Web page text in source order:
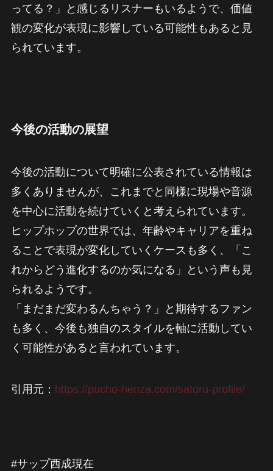
ってる？」と感じるリスナーもいるようで、価値
観の変化が表現に影響している可能性もあると見
られています。
今後の活動の展望
今後の活動について明確に公表されている情報は
多くありませんが、これまでと同様に現場や音源
を中心に活動を続けていくと考えられています。
ヒップホップの世界では、年齢やキャリアを重ね
ることで表現が変化していくケースも多く、「こ
れからどう進化するのか気になる」という声も見
られるようです。
「まだまだ変わるんちゃう？」と期待するファン
も多く、今後も独自のスタイルを軸に活動してい
く可能性があると言われています。
引用元： https://pucho-henza.com/satoru-profile/
#サップ西成現在